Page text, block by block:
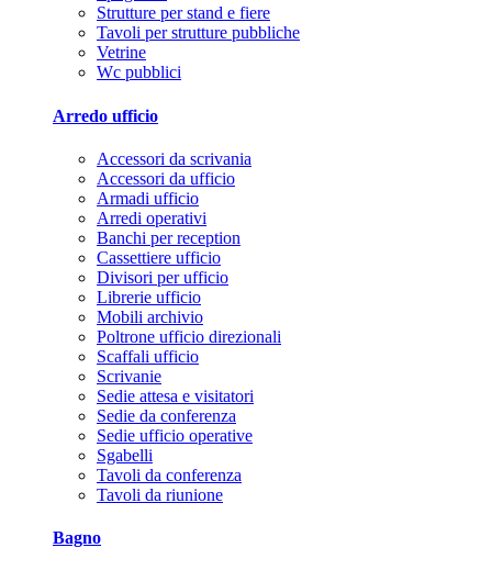
Strutture per stand e fiere
Tavoli per strutture pubbliche
Vetrine
Wc pubblici
Arredo ufficio
Accessori da scrivania
Accessori da ufficio
Armadi ufficio
Arredi operativi
Banchi per reception
Cassettiere ufficio
Divisori per ufficio
Librerie ufficio
Mobili archivio
Poltrone ufficio direzionali
Scaffali ufficio
Scrivanie
Sedie attesa e visitatori
Sedie da conferenza
Sedie ufficio operative
Sgabelli
Tavoli da conferenza
Tavoli da riunione
Bagno